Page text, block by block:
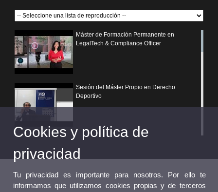
Máster de Formación Permanente en
LegalTech & Compliance Officer
Sesión del Máster Propio en Derecho
Deportivo
¿Por qué elegir un postgrado propio de la
Universitat de València?
Cookies y política de
privacidad
Tu privacidad es importante para nosotros. Por ello te
informamos que utilizamos cookies propias y de terceros